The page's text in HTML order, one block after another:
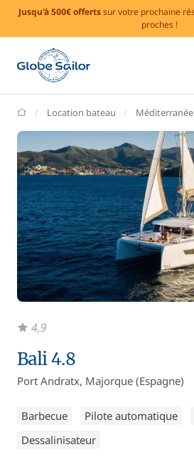
Jusqu'à 500€ offertssur votre prochaine
proches !
GlobeSailor
Location bateau Méditerranée
Bali 4.8
Port Andratx, Majorque (Espagne)
Barbecue Pilote automatique
Dessalinisateur
4,9